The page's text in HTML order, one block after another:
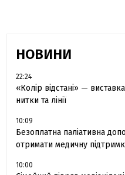
НОВИНИ
22:24
«Колір відстані» —
нитки та лінії
10:09
Безоплатна паліативна
отримати медичну
10:00